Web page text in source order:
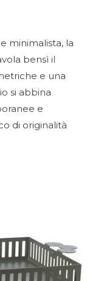
minimalista, la
bensì il
e una
si abbina
e
di originalità